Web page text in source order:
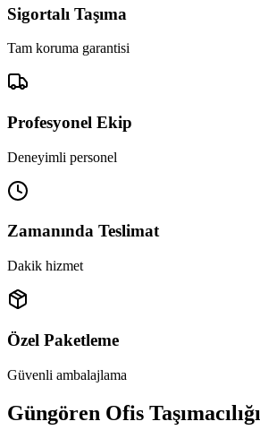
Sigortalı Taşıma
Tam koruma garantisi
Profesyonel Ekip
Deneyimli personel
Zamanında Teslimat
Dakik hizmet
Özel Paketleme
Güvenli ambalajlama
Güngören Ofis